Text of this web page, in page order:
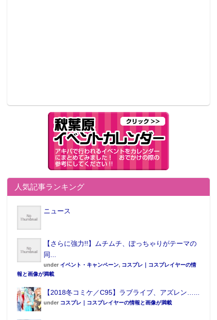
人気記事ランキング
ニュース
【さらに強力!!】ムチムチ、ぽっちゃりがテーマの
同...
under イベント・キャンペーン, コスプレ｜コスプレイヤーの情
報と画像が満載
【2018冬コミケ／C95】ラブライブ、アズレン…...
under コスプレ｜コスプレイヤーの情報と画像が満載